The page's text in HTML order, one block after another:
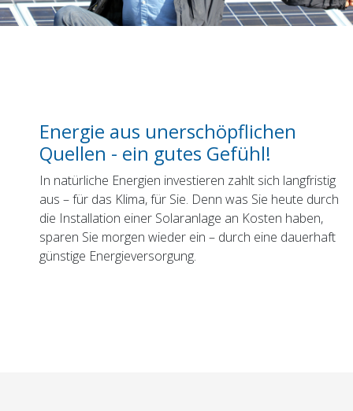
Energie aus unerschöpflichen
Quellen - ein gutes Gefühl!
In natürliche Energien investieren zahlt sich langfristig
aus – für das Klima, für Sie. Denn was Sie heute durch
die Installation einer Solaranlage an Kosten haben,
sparen Sie morgen wieder ein – durch eine dauerhaft
günstige Energieversorgung.